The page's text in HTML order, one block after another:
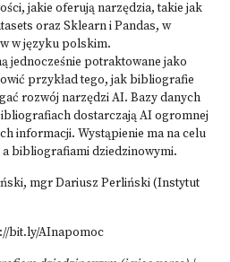
jakie oferują narzędzia, takie jak
oraz Sklearn i Pandas, w
w języku polskim.
jednocześnie potraktowane jako
przykład tego, jak bibliografie
rozwój narzędzi AI. Bazy danych
dostarczają AI ogromnej
informacji. Wystąpienie ma na celu
bibliografiami dziedzinowymi.
mgr Dariusz Perliński (Instytut
bit.ly/AInapomoc